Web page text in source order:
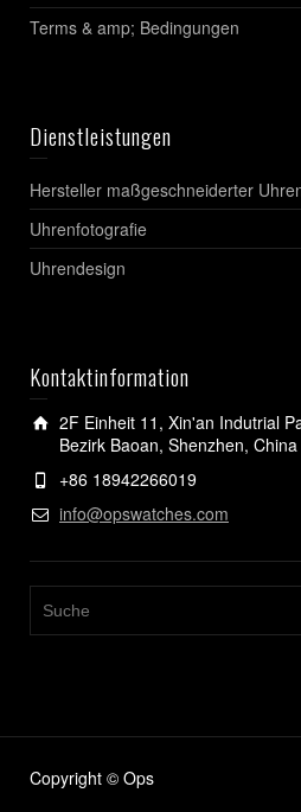
Terms & amp; Bedingungen
Dienstleistungen
Hersteller maßgeschneiderter
Uhrenfotografie
Uhrendesign
Kontaktinformation
2F Einheit 11, Xin'an Indutrial
Bezirk Baoan, Shenzhen, China
+86 18942266019
info@opswatches.com
Copyright © Ops